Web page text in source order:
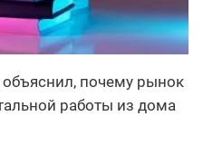
почему рынок
работы из дома